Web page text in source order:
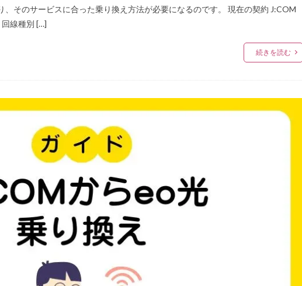
、そのサービスに合った乗り換え方法が必要になるのです。 現在の契約 J:COM
回線種別 […]
続きを読む